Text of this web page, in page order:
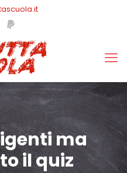
ma
il quiz